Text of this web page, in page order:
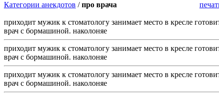
Категории анекдотов /про врача
приходит мужик к стоматологу занимает место в кресле
врач с бормашиной. наколоняе
приходит мужик к стоматологу занимает место в кресле
врач с бормашиной. наколоняе
приходит мужик к стоматологу занимает место в кресле
врач с бормашиной. наколоняе